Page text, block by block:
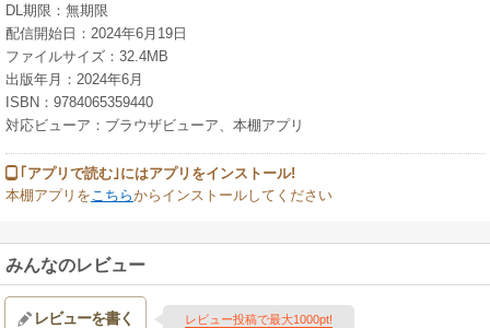
DL期限：無期限
配信開始日：2024年6月19日
ファイルサイズ：32.4MB
出版年月：2024年6月
ISBN：9784065359440
対応ビューア：ブラウザビューア、本棚アプリ
｢アプリで読む｣にはアプリをインストール!
本棚アプリを こちらからインストールしてください
みんなのレビュー
レビューを書く レビュー投稿で最大1000pt!